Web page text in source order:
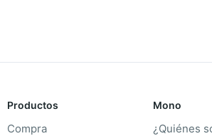
Productos
Compra
Mono
¿Quiénes